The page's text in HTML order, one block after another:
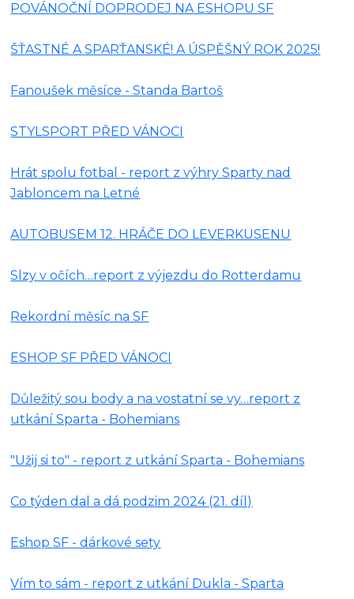
POVÁNOČNÍ DOPRODEJ NA ESHOPU SF
ŠŤASTNÉ A SPARŤANSKÉ! A ÚSPĚŠNÝ ROK 2025!
Fanoušek měsíce - Standa Bartoš
STYLSPORT PŘED VÁNOCI
Hrát spolu fotbal - report z výhry Sparty nad
Jabloncem na Letné
AUTOBUSEM 12. HRÁČE DO LEVERKUSENU
Slzy v očích…report z výjezdu do Rotterdamu
Rekordní měsíc na SF
ESHOP SF PŘED VÁNOCI
Důležitý sou body a na vostatní se vy…report z
utkání Sparta - Bohemians
"Užij si to" - report z utkání Sparta - Bohemians
Co týden dal a dá podzim 2024 (21. díl)
Eshop SF - dárkové sety
Vím to sám - report z utkání Dukla - Sparta